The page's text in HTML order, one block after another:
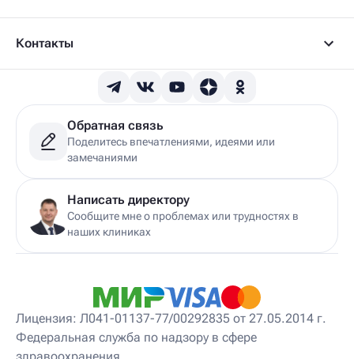
Детский врач УЗИ
Детский гепатолог
Детский гинеколог
Детский гинеколог-эндокринолог
Детский гирудотерапевт
Детский дерматовенеролог
Детский дерматолог
Детский диетолог
Детский инструктор ЛФК
Детский кинезиолог
Детский консультирующий врач ЛФК
Детский мануальный терапевт
Детский массажист
Детский невропатолог
Детский нейропсихолог
Детский нутрициолог
Детский ортопед
Контакты
Обратная связь
Поделитесь впечатлениями, идеями или
замечаниями
Написать директору
Сообщите мне о проблемах или трудностях в
наших клиниках
Лицензия: Л041-01137-77/00292835 от 27.05.2014 г.
Федеральная служба по надзору в сфере